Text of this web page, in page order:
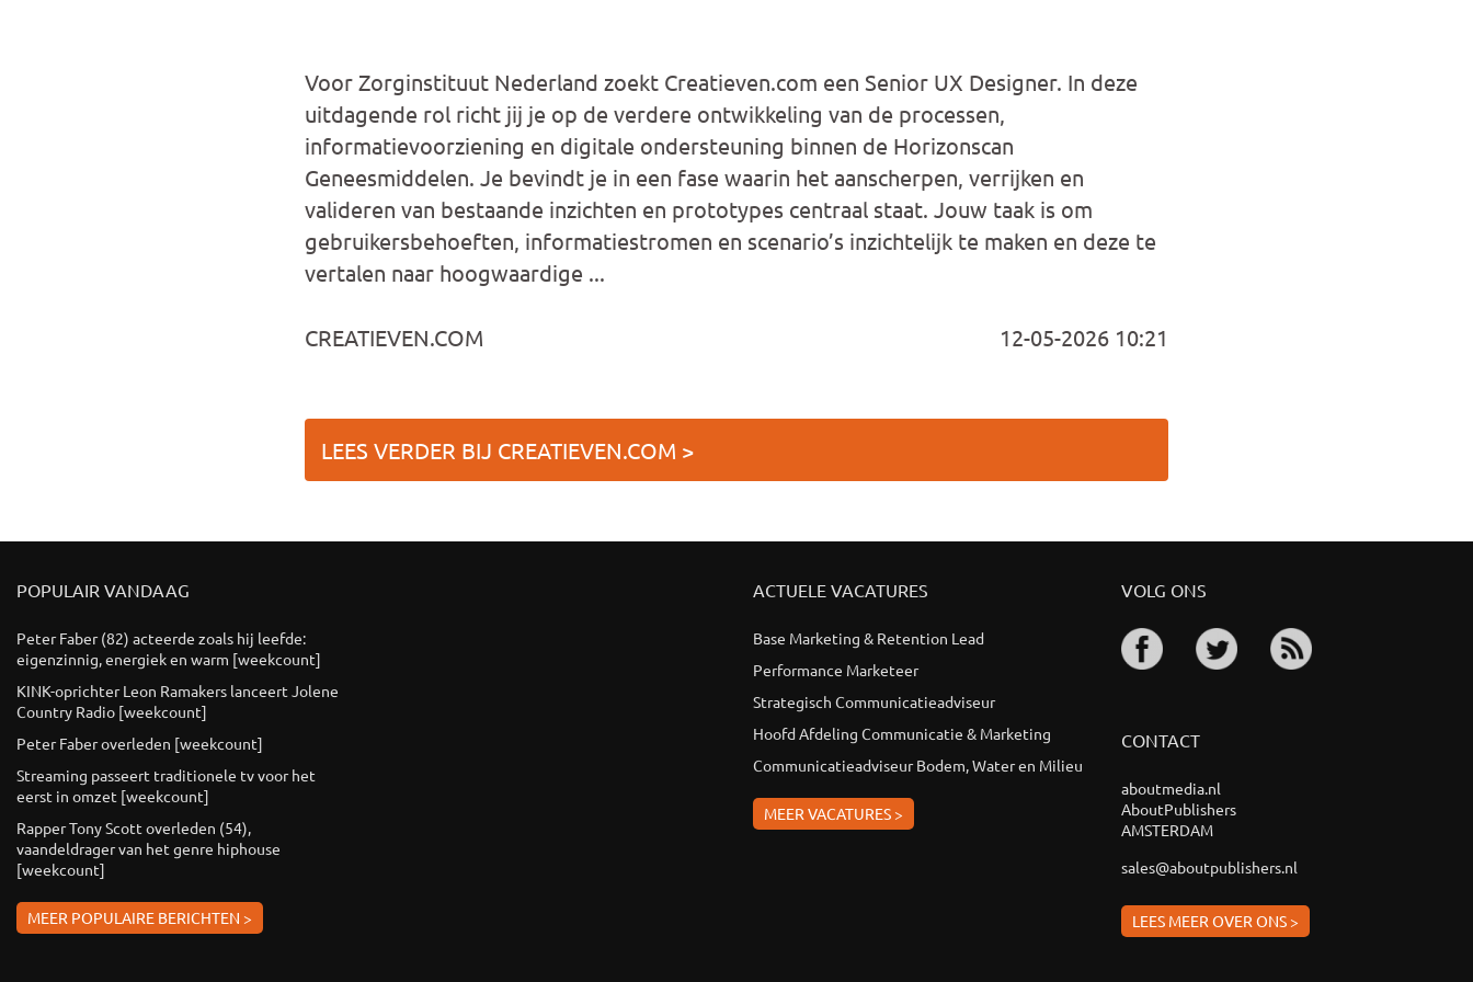
Voor Zorginstituut Nederland zoekt Creatieven.com een Senior UX Designer. In deze
uitdagende rol richt jij je op de verdere ontwikkeling van de processen,
informatievoorziening en digitale ondersteuning binnen de Horizonscan
Geneesmiddelen. Je bevindt je in een fase waarin het aanscherpen, verrijken en
valideren van bestaande inzichten en prototypes centraal staat. Jouw taak is om
gebruikersbehoeften, informatiestromen en scenario’s inzichtelijk te maken en deze te
vertalen naar hoogwaardige ...
CREATIEVEN.COM 12-05-2026 10:21
LEES VERDER BIJ CREATIEVEN.COM >
POPULAIR VANDAAG
Peter Faber (82) acteerde zoals hij leefde:
eigenzinnig, energiek en warm [weekcount]
KINK-oprichter Leon Ramakers lanceert Jolene
Country Radio [weekcount]
Peter Faber overleden [weekcount]
Streaming passeert traditionele tv voor het
eerst in omzet [weekcount]
Rapper Tony Scott overleden (54),
vaandeldrager van het genre hiphouse
[weekcount]
MEER POPULAIRE BERICHTEN >
ACTUELE VACATURES
Base Marketing & Retention Lead
Performance Marketeer
Strategisch Communicatieadviseur
Hoofd Afdeling Communicatie & Marketing
Communicatieadviseur Bodem, Water en Milieu
MEER VACATURES >
VOLG ONS
CONTACT
aboutmedia.nl
AboutPublishers
AMSTERDAM
sales@aboutpublishers.nl
LEES MEER OVER ONS >